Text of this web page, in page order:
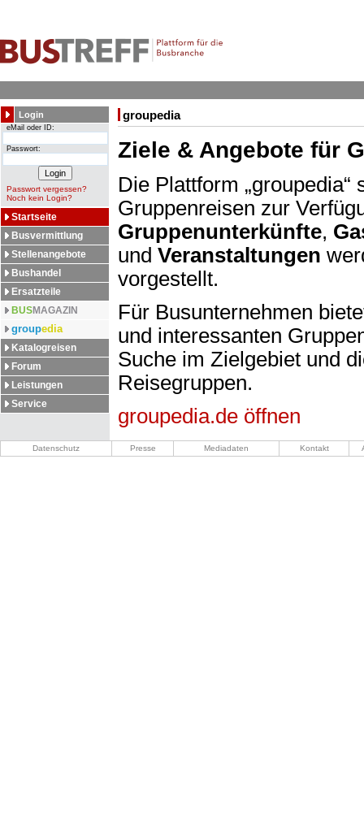
Login
eMail oder ID:
Passwort:
Passwort vergessen?
Noch kein Login?
Startseite
Busvermittlung
Stellenangebote
Bushandel
Ersatzteile
BUSMAGAZIN
groupedia
Katalogreisen
Forum
Leistungen
Service
groupedia
Ziele & Angebote für
Die Plattform
Gruppenreisen zur
Gruppenunterkünfte,
und Veranstaltungen
vorgestellt.
Für Busunternehmen
und interessanten
Suche im Zielgebiet und
Reisegruppen.
groupedia.de öffnen
Datenschutz Presse Mediadaten Kontakt